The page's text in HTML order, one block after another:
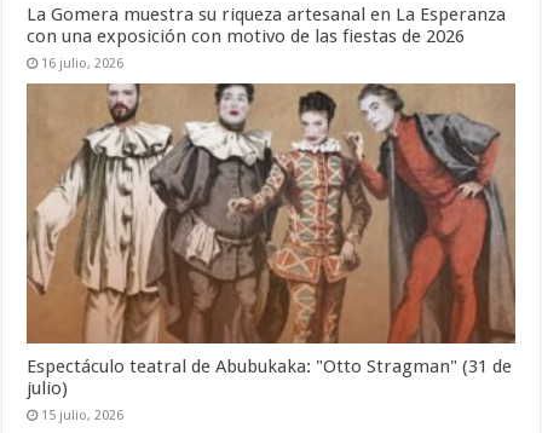
La Gomera muestra su riqueza artesanal en La Esperanza
con una exposición con motivo de las fiestas de 2026
16 julio, 2026
Espectáculo teatral de Abubukaka: "Otto Stragman" (31 de
julio)
15 julio, 2026